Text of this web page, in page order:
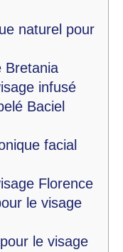
naturel pour
Bretania
infusé
Baciel
facial
Florence
le visage
le visage